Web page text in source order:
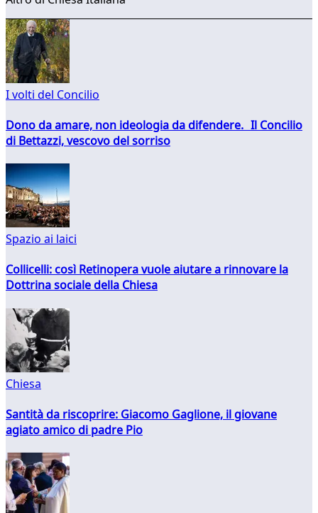
I volti del Concilio
Dono da amare, non ideologia da difendere. Il Concilio
di Bettazzi, vescovo del sorriso
Spazio ai laici
Collicelli: così Retinopera vuole aiutare a rinnovare la
Dottrina sociale della Chiesa
Chiesa
Santità da riscoprire: Giacomo Gaglione, il giovane
agiato amico di padre Pio